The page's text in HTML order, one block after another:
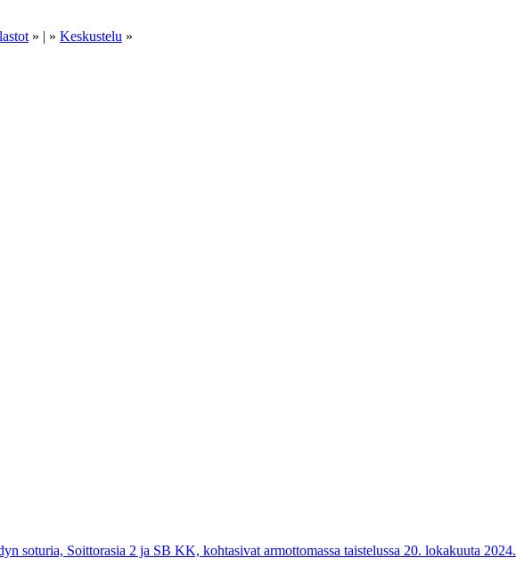
» | » Keskustelu »
soturia, Soittorasia 2 ja SB KK, kohtasivat armottomassa taistelussa 20. lokakuuta 2024.